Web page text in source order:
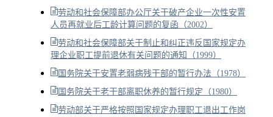
劳动和社会保障部办公厅关于破产企业一次性安置
人员再就业后工龄计算问题的复函（2002）
劳动和社会保障部关于制止和纠正违反国家规定办
理企业职工提前退休有关问题的通知（1999）
国务院关于安置老弱病残干部的暂行办法（1978）
国务院关于老干部离职休养的暂行规定（1980）
劳动部关于严格按照国家规定办理职工退出工作岗